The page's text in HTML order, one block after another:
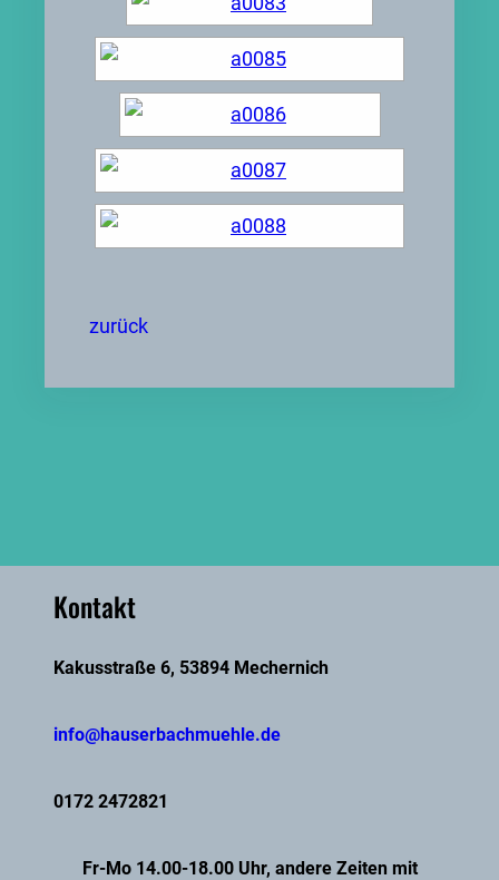
zurück
Kontakt
Kakusstraße 6, 53894 Mechernich
info@hauserbachmuehle.de
0172 2472821
Fr-Mo 14.00-18.00 Uhr, andere Zeiten mit